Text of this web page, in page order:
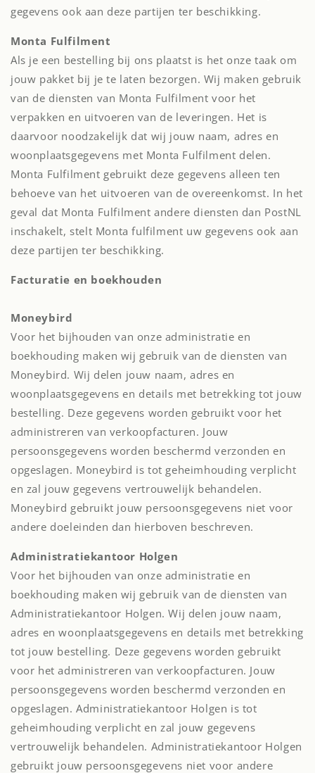
gegevens ook aan deze partijen ter beschikking.
Monta Fulfilment
Als je een bestelling bij ons plaatst is het onze taak om
jouw pakket bij je te laten bezorgen. Wij maken gebruik
van de diensten van Monta Fulfilment voor het
verpakken en uitvoeren van de leveringen. Het is
daarvoor noodzakelijk dat wij jouw naam, adres en
woonplaatsgegevens met Monta Fulfilment delen.
Monta Fulfilment gebruikt deze gegevens alleen ten
behoeve van het uitvoeren van de overeenkomst. In het
geval dat Monta Fulfilment andere diensten dan PostNL
inschakelt, stelt Monta fulfilment uw gegevens ook aan
deze partijen ter beschikking.
Facturatie en boekhouden
Moneybird
Voor het bijhouden van onze administratie en
boekhouding maken wij gebruik van de diensten van
Moneybird. Wij delen jouw naam, adres en
woonplaatsgegevens en details met betrekking tot jouw
bestelling. Deze gegevens worden gebruikt voor het
administreren van verkoopfacturen. Jouw
persoonsgegevens worden beschermd verzonden en
opgeslagen. Moneybird is tot geheimhouding verplicht
en zal jouw gegevens vertrouwelijk behandelen.
Moneybird gebruikt jouw persoonsgegevens niet voor
andere doeleinden dan hierboven beschreven.
Administratiekantoor Holgen
Voor het bijhouden van onze administratie en
boekhouding maken wij gebruik van de diensten van
Administratiekantoor Holgen. Wij delen jouw naam,
adres en woonplaatsgegevens en details met betrekking
tot jouw bestelling. Deze gegevens worden gebruikt
voor het administreren van verkoopfacturen. Jouw
persoonsgegevens worden beschermd verzonden en
opgeslagen. Administratiekantoor Holgen is tot
geheimhouding verplicht en zal jouw gegevens
vertrouwelijk behandelen. Administratiekantoor Holgen
gebruikt jouw persoonsgegevens niet voor andere